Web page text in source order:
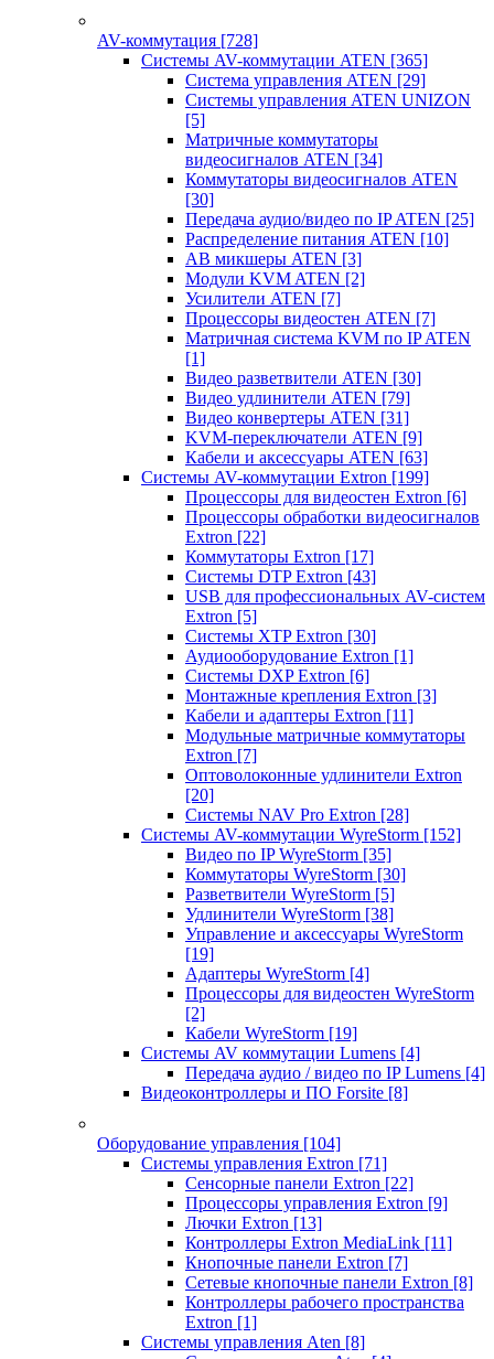
AV-коммутация [728]
Системы AV-коммутации ATEN [365]
Система управления ATEN [29]
Системы управления ATEN UNIZON
[5]
Матричные коммутаторы
видеосигналов ATEN [34]
Коммутаторы видеосигналов ATEN
[30]
Передача аудио/видео по IP ATEN [25]
Распределение питания ATEN [10]
АВ микшеры ATEN [3]
Модули KVM ATEN [2]
Усилители ATEN [7]
Процессоры видеостен ATEN [7]
Матричная система KVM по IP ATEN
[1]
Видео разветвители ATEN [30]
Видео удлинители ATEN [79]
Видео конвертеры ATEN [31]
KVM-переключатели ATEN [9]
Кабели и аксессуары ATEN [63]
Системы AV-коммутации Extron [199]
Процессоры для видеостен Extron [6]
Процессоры обработки видеосигналов
Extron [22]
Коммутаторы Extron [17]
Системы DTP Extron [43]
USB для профессиональных AV-систем
Extron [5]
Системы XTP Extron [30]
Аудиооборудование Extron [1]
Системы DXP Extron [6]
Монтажные крепления Extron [3]
Кабели и адаптеры Extron [11]
Модульные матричные коммутаторы
Extron [7]
Оптоволоконные удлинители Extron
[20]
Системы NAV Pro Extron [28]
Системы AV-коммутации WyreStorm [152]
Видео по IP WyreStorm [35]
Коммутаторы WyreStorm [30]
Разветвители WyreStorm [5]
Удлинители WyreStorm [38]
Управление и аксессуары WyreStorm
[19]
Адаптеры WyreStorm [4]
Процессоры для видеостен WyreStorm
[2]
Кабели WyreStorm [19]
Системы AV коммутации Lumens [4]
Передача аудио / видео по IP Lumens [4]
Видеоконтроллеры и ПО Forsite [8]
Оборудование управления [104]
Системы управления Extron [71]
Сенсорные панели Extron [22]
Процессоры управления Extron [9]
Лючки Extron [13]
Контроллеры Extron MediaLink [11]
Кнопочные панели Extron [7]
Сетевые кнопочные панели Extron [8]
Контроллеры рабочего пространства
Extron [1]
Системы управления Aten [8]